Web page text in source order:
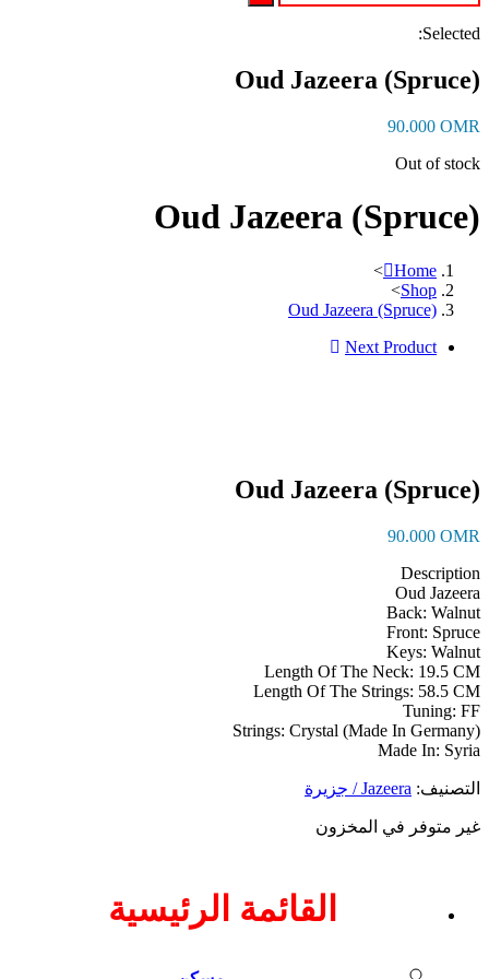
Oud Jazeera
90.000
Out of
Oud Jazeera
Home
>
Shop
>
Oud Jazeera (Spruce)
Next Product
Oud Jazeera
90.000
Oud
Back:
Front:
Keys:
Length Of The Neck: 19.5
Length Of The Strings: 58.5
Tuning:
Strings: Crystal (Made In
Made In:
Jazeera / جزيرة
متوفر في المخزون
القائمة الرئيسية